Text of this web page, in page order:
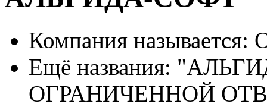
Компания называется:
Ещё названия:
ОГРАНИЧЕННОЙ